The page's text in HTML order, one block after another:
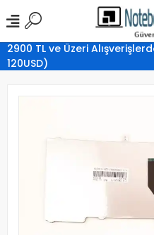
2900 TL ve Üzeri
120USD)